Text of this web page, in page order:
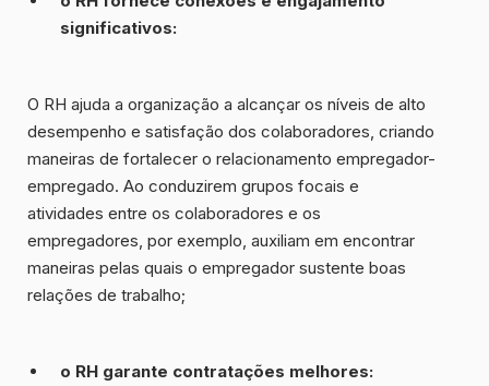
significativos:
O RH ajuda a organização a alcançar os níveis de alto
desempenho e satisfação dos colaboradores, criando
maneiras de fortalecer o relacionamento empregador-
empregado. Ao conduzirem grupos focais e
atividades entre os colaboradores e os
empregadores, por exemplo, auxiliam em encontrar
maneiras pelas quais o empregador sustente boas
relações de trabalho;
o RH garante contratações melhores: